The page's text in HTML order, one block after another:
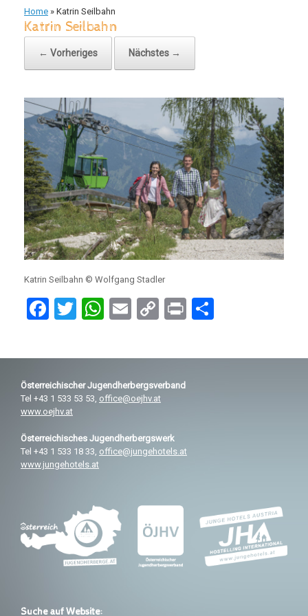
Home » Katrin Seilbahn
Katrin Seilbahn
← Vorheriges Nächstes →
Katrin Seilbahn © Wolfgang Stadler
F
ce
b
o
o
k
T
tt
er
W
at
A
p
E
ail
C
py
Li
n
Pr
t
e
ÖsterreichischerJugendherbergsverband
Tel +43 1 533 53 53, office@oejhv.at
www.oejhv.at
Österreichisches Jugendherbergswerk
Tel +43 1 533 18 33, office@jungehotels.at
www.jungehotels.at
Suche auf Website: